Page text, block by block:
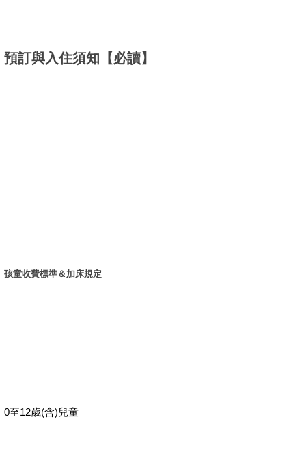
預訂與入住須知【必讀】
孩童收費標準＆加床規定
0至12歲(含)兒童